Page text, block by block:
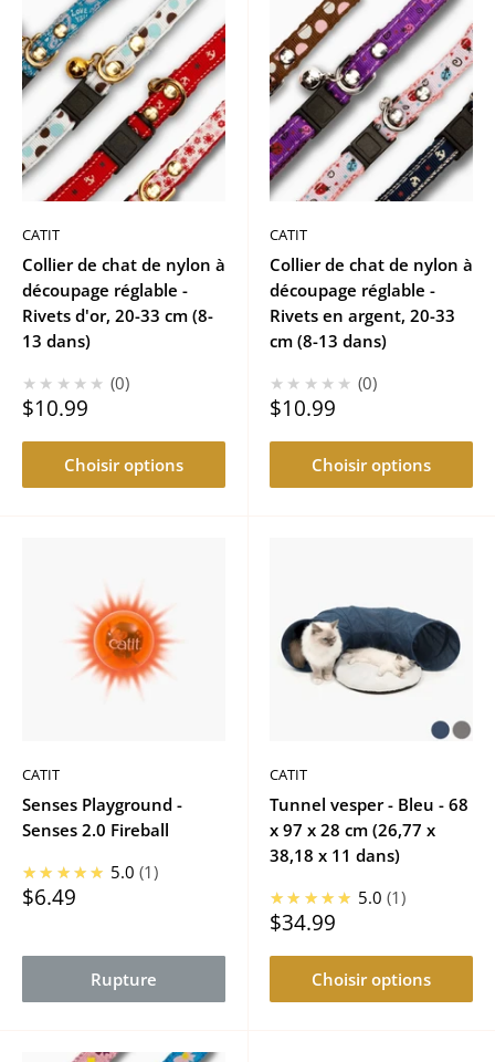
CATIT
Collier de chat de nylon à
découpage réglable -
Rivets d'or, 20-33 cm (8-
13 dans)
★★★★★ 0
Prix
$10.99
Choisir options
CATIT
Collier de chat de nylon à
découpage réglable -
Rivets en argent, 20-33
cm (8-13 dans)
★★★★★ 0
Prix
$10.99
Choisir options
CATIT
Senses Playground -
Senses 2.0 Fireball
★★★★★ 5.0 1
Prix
$6.49
Rupture
CATIT
Tunnel vesper - Bleu - 68
x 97 x 28 cm (26,77 x
38,18 x 11 dans)
★★★★★ 5.0 1
Prix
$34.99
Choisir options